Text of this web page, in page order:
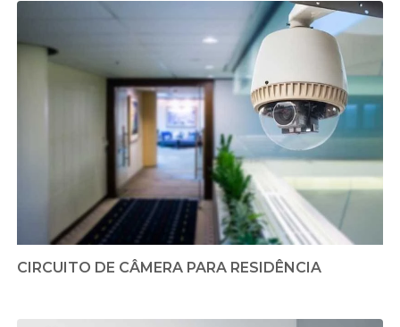
CIRCUITO DE CÂMERA PARA RESIDÊNCIA